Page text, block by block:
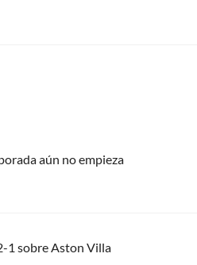
aún no empieza
1 sobre Aston Villa